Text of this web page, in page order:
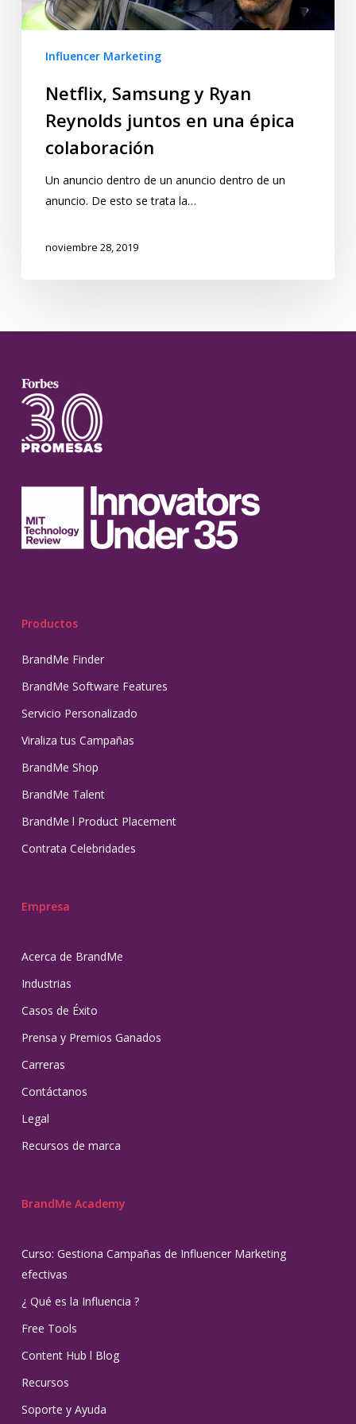
Influencer Marketing
Netflix, Samsung y Ryan
Reynolds juntos en una épica
colaboración
Un anuncio dentro de un anuncio dentro de un
anuncio. De esto se trata la…
noviembre 28, 2019
Productos
BrandMe Finder
BrandMe Software Features
Servicio Personalizado
Viraliza tus Campañas
BrandMe Shop
BrandMe Talent
BrandMe l Product Placement
Contrata Celebridades
Empresa
Acerca de BrandMe
Industrias
Casos de Éxito
Prensa y Premios Ganados
Carreras
Contáctanos
Legal
Recursos de marca
BrandMe Academy
Curso: Gestiona Campañas de Influencer Marketing
efectivas
¿ Qué es la Influencia ?
Free Tools
Content Hub l Blog
Recursos
Soporte y Ayuda